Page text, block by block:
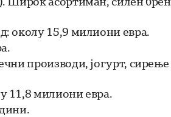
околу 15,9 милиони евра.
производи, јогурт,
11,8 милиони евра.